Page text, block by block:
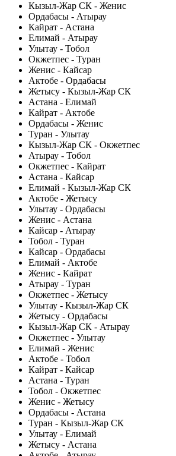
Кызыл-Жар СК - Женис
Ордабасы - Атырау
Кайрат - Астана
Елимай - Атырау
Улытау - Тобол
Окжетпес - Туран
Женис - Кайсар
Актобе - Ордабасы
Жетысу - Кызыл-Жар СК
Астана - Елимай
Кайрат - Актобе
Ордабасы - Женис
Туран - Улытау
Кызыл-Жар СК - Окжетпес
Атырау - Тобол
Окжетпес - Кайрат
Астана - Кайсар
Елимай - Кызыл-Жар СК
Актобе - Жетысу
Улытау - Ордабасы
Женис - Астана
Кайсар - Атырау
Тобол - Туран
Кайсар - Ордабасы
Елимай - Актобе
Женис - Кайрат
Атырау - Туран
Окжетпес - Жетысу
Улытау - Кызыл-Жар СК
Жетысу - Ордабасы
Кызыл-Жар СК - Атырау
Окжетпес - Улытау
Елимай - Женис
Актобе - Тобол
Кайрат - Кайсар
Астана - Туран
Тобол - Окжетпес
Женис - Жетысу
Ордабасы - Астана
Туран - Кызыл-Жар СК
Улытау - Елимай
Жетысу - Астана